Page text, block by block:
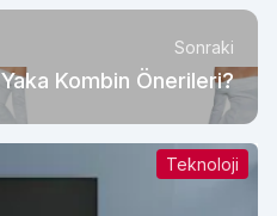
Sonraki
Kombin Önerileri?
Teknoloji